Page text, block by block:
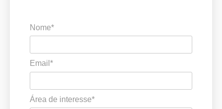
Nome*
Email*
Área de interesse*